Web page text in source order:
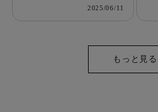
ありがとうございます😭
🧡商品について気になる
す😆✨
こでも自在に変形！ 多機
タン ¥2,728(税込) ＿＿＿
2025/06/11
ま
もっと見る